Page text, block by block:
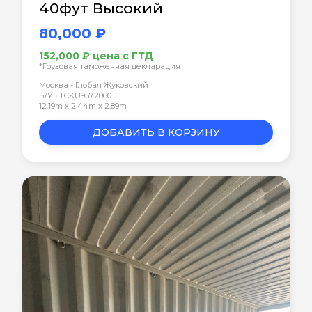
40фут Высокий
80,000 ₽
152,000 ₽ цена с ГТД
*Грузовая таможенная декларация
Москва - Глобал Жуковский
Б/У • TCKU9572060
12.19m x 2.44m x 2.89m
ДОБАВИТЬ В КОРЗИНУ